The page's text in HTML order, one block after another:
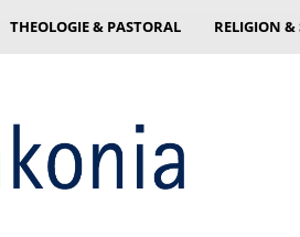
THEOLOGIE & PASTORAL RELIGION